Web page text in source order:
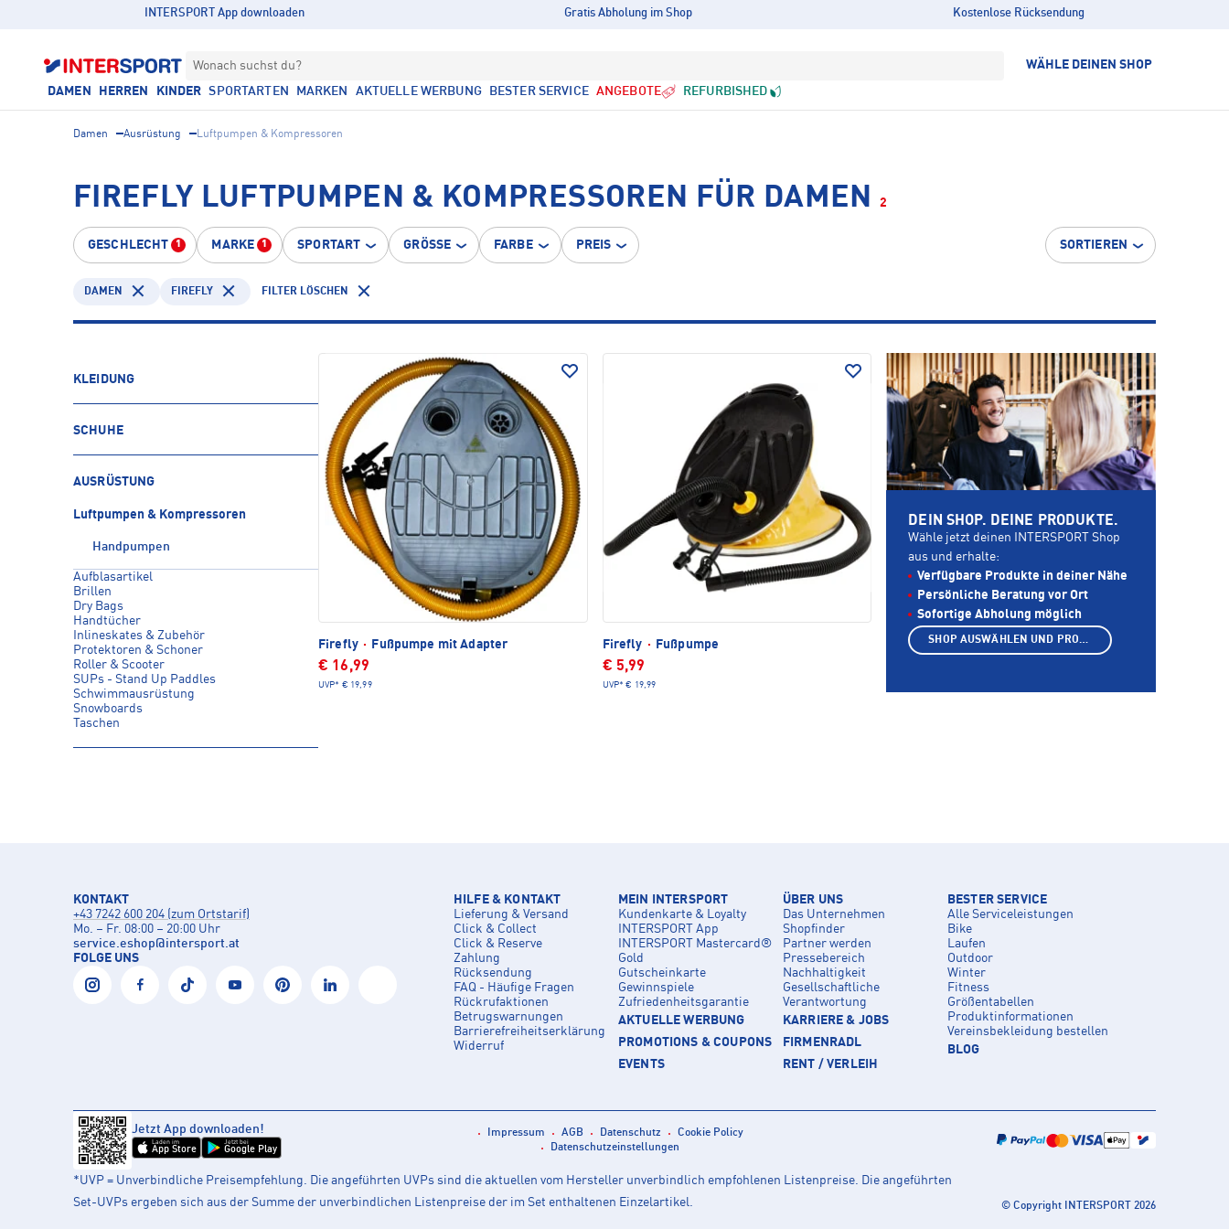
INTERSPORT App downloaden Gratis Abholung im Shop Kostenlose Rücksendung
Wonach suchst du? WÄHLE DEINEN SHOP
DAMEN HERREN KINDER SPORTARTEN MARKEN AKTUELLE WERBUNG BESTER SERVICE ANGEBOTE REFURBISHED
Damen Ausrüstung Luftpumpen & Kompressoren
FIREFLY LUFTPUMPEN & KOMPRESSOREN FÜR DAMEN 2
GESCHLECHT 1 MARKE 1 SPORTART GRÖSSE FARBE PREIS SORTIEREN
DAMEN FIREFLY FILTER LÖSCHEN
KLEIDUNG
SCHUHE
AUSRÜSTUNG
Luftpumpen & Kompressoren
Handpumpen
Aufblasartikel
Brillen
Dry Bags
Handtücher
Inlineskates & Zubehör
Protektoren & Schoner
Roller & Scooter
SUPs - Stand Up Paddles
Schwimmausrüstung
Snowboards
Taschen
Firefly · Fußpumpe mit Adapter
€ 16,99
UVP* € 19,99
Firefly · Fußpumpe
€ 5,99
UVP* € 19,99
DEIN SHOP. DEINE PRODUKTE.
Wähle jetzt deinen INTERSPORT Shop
aus und erhalte:
Verfügbare Produkte in deiner Nähe
Persönliche Beratung vor Ort
Sofortige Abholung möglich
SHOP AUSWÄHLEN UND PRODUKTE ANZEIGEN
KONTAKT
+43 7242 600 204 (zum Ortstarif)
Mo. – Fr. 08:00 – 20:00 Uhr
service.eshop@intersport.at
FOLGE UNS
HILFE & KONTAKT
Lieferung & Versand
Click & Collect
Click & Reserve
Zahlung
Rücksendung
FAQ - Häufige Fragen
Rückrufaktionen
Betrugswarnungen
Barrierefreiheitserklärung
Widerruf
MEIN INTERSPORT
Kundenkarte & Loyalty
INTERSPORT App
INTERSPORT Mastercard®
Gold
Gutscheinkarte
Gewinnspiele
Zufriedenheitsgarantie
AKTUELLE WERBUNG
PROMOTIONS & COUPONS
EVENTS
ÜBER UNS
Das Unternehmen
Shopfinder
Partner werden
Pressebereich
Nachhaltigkeit
Gesellschaftliche
Verantwortung
KARRIERE & JOBS
FIRMENRADL
RENT / VERLEIH
BESTER SERVICE
Alle Serviceleistungen
Bike
Laufen
Outdoor
Winter
Fitness
Größentabellen
Produktinformationen
Vereinsbekleidung bestellen
BLOG
Jetzt App downloaden!
Laden im
App Store
Jetzt bei
Google Play
Impressum AGB Datenschutz
Cookie Policy
Datenschutzeinstellungen
*UVP = Unverbindliche Preisempfehlung. Die angeführten UVPs sind die aktuellen vom Hersteller unverbindlich empfohlenen Listenpreise. Die angeführten
Set-UVPs ergeben sich aus der Summe der unverbindlichen Listenpreise der im Set enthaltenen Einzelartikel.
© Copyright INTERSPORT 2026